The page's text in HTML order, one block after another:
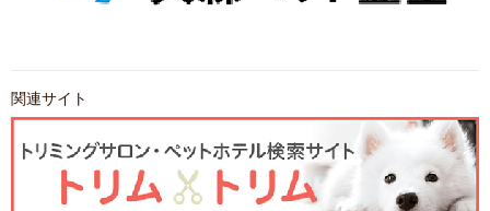
関連サイト